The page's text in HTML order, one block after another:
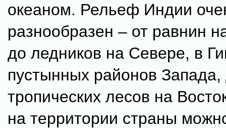
океаном. Рельеф Индии
разнообразен – от равнин
до ледников на Севере, в
пустынных районов Запада,
тропических лесов на
на территории страны